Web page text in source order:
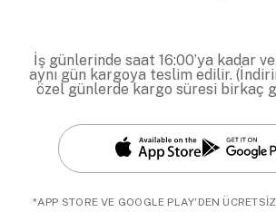
İş günlerinde saat 16:00’ya kadar
aynı gün kargoya teslim edilir.
özel günlerde kargo süresi birkaç
*APP STORE VE GOOGLE PLAY'DEN